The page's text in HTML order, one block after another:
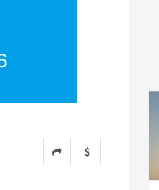
微信